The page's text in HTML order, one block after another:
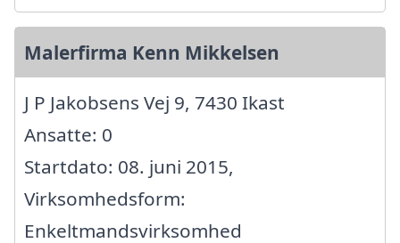
Malerfirma Kenn Mikkelsen
J P Jakobsens Vej 9, 7430 Ikast
Ansatte: 0
Startdato: 08. juni 2015,
Virksomhedsform:
Enkeltmandsvirksomhed